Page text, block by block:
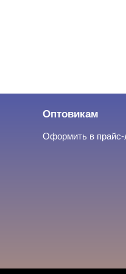
Оптовикам
Оформить в прайс-